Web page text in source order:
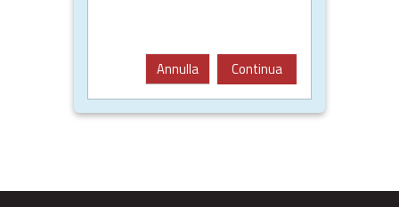
Annulla Continua